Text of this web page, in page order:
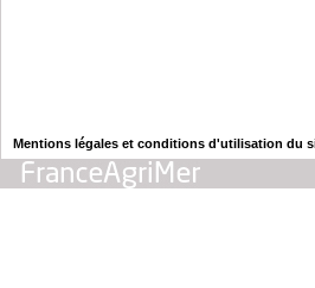
Mentions légales et conditions d'utilisation du